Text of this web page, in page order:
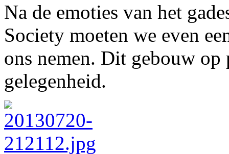
Na de emoties van het
Society moeten we even
ons nemen. Dit gebouw
gelegenheid.